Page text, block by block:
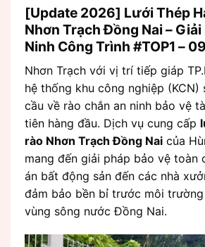
[Update 2026] Lưới Thép
Nhơn Trạch Đồng Nai – Giải
Ninh Công Trình #TOP1 –
Nhơn Trạch với vị trí tiếp giáp
hệ thống khu công nghiệp (KCN)
cầu về rào chắn an ninh bảo vệ
tiên hàng đầu. Dịch vụ cung cấp
rào Nhơn Trạch Đồng Nai của
mang đến giải pháp bảo vệ toàn
án bất động sản đến các nhà
đảm bảo bền bỉ trước môi
vùng sông nước Đồng Nai.